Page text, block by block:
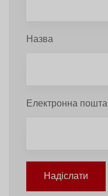
Назва
Електронна пошта
Надіслати